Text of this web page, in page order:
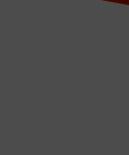
zu
Seiten, die
Zwecken, zur